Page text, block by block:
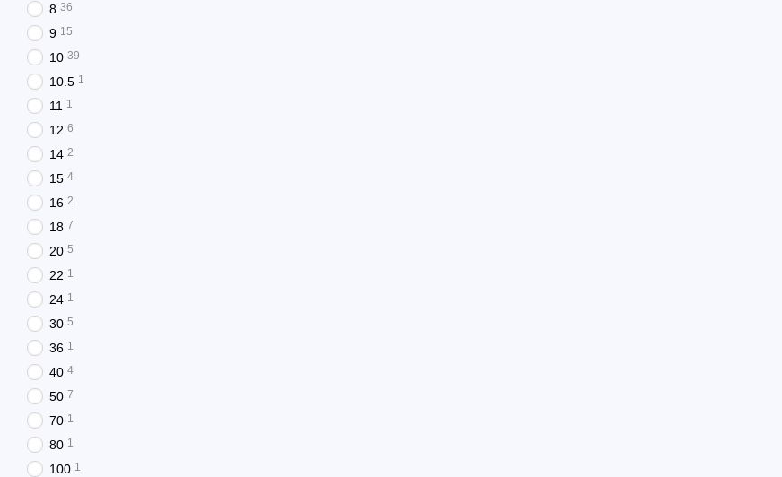
8 36
9 15
10 39
10.5 1
11 1
12 6
14 2
15 4
16 2
18 7
20 5
22 1
24 1
30 5
36 1
40 4
50 7
70 1
80 1
100 1